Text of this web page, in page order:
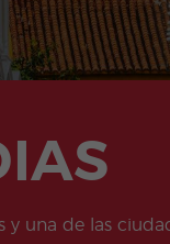
una de las